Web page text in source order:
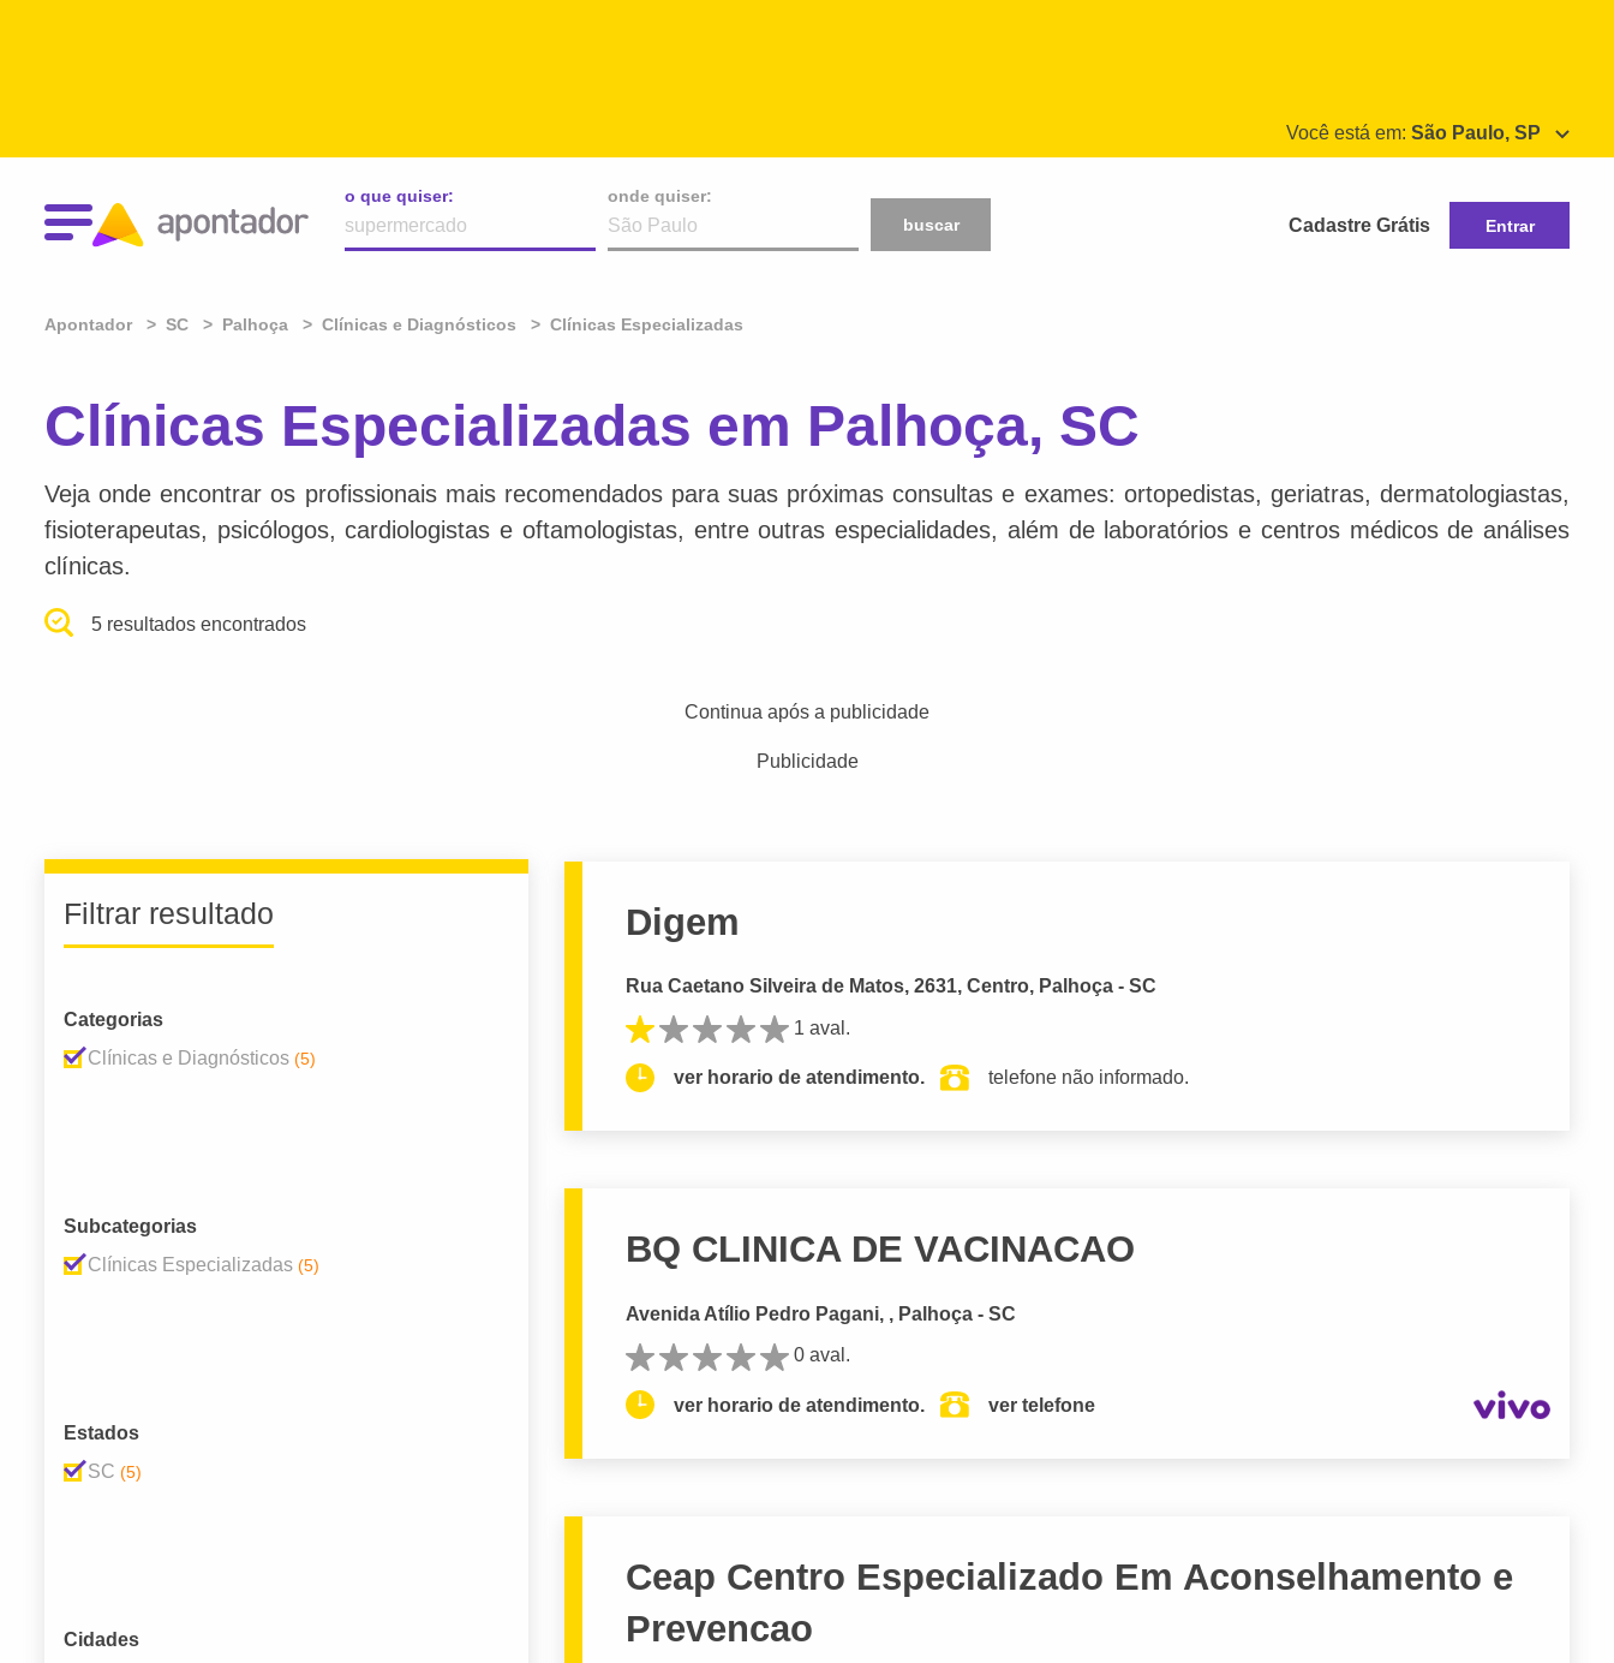
Você está em: São Paulo, SP
o que quiser:
onde quiser:
buscar
Cadastre Grátis Entrar
Apontador SC Palhoça Clínicas e Diagnósticos Clínicas Especializadas
Clínicas Especializadas em Palhoça, SC
Veja onde encontrar os profissionais mais recomendados para suas próximas consultas e exames: ortopedistas, geriatras, dermatologiastas,
fisioterapeutas, psicólogos, cardiologistas e oftamologistas, entre outras especialidades, além de laboratórios e centros médicos de análises
clínicas.
5 resultados encontrados
Continua após a publicidade
Publicidade
Filtrar resultado
Categorias
Clínicas e Diagnósticos (5)
Subcategorias
Clínicas Especializadas (5)
Estados
SC (5)
Cidades
Digem
Rua Caetano Silveira de Matos, 2631, Centro, Palhoça - SC
1 aval.
ver horario de atendimento. telefone não informado.
BQ CLINICA DE VACINACAO
Avenida Atílio Pedro Pagani, , Palhoça - SC
0 aval.
ver horario de atendimento. ver telefone
Ceap Centro Especializado Em Aconselhamento e
Prevencao